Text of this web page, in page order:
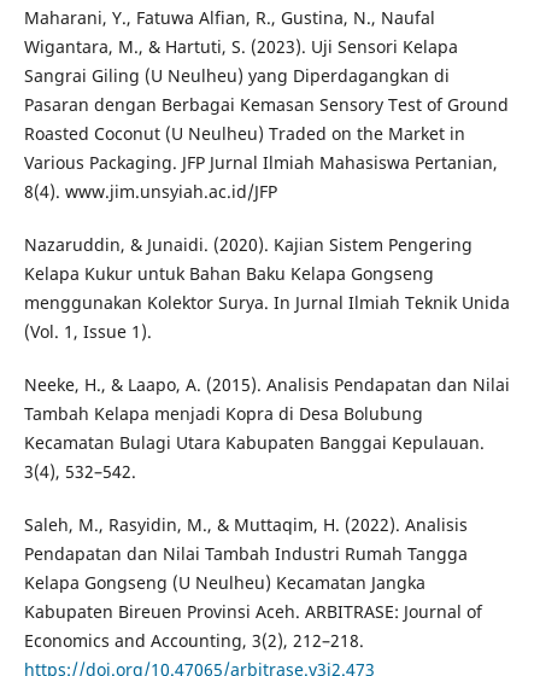
Maharani, Y., Fatuwa Alfian, R., Gustina, N., Naufal
Wigantara, M., & Hartuti, S. (2023). Uji Sensori Kelapa
Sangrai Giling (U Neulheu) yang Diperdagangkan di
Pasaran dengan Berbagai Kemasan Sensory Test of Ground
Roasted Coconut (U Neulheu) Traded on the Market in
Various Packaging. JFP Jurnal Ilmiah Mahasiswa Pertanian,
8(4). www.jim.unsyiah.ac.id/JFP
Nazaruddin, & Junaidi. (2020). Kajian Sistem Pengering
Kelapa Kukur untuk Bahan Baku Kelapa Gongseng
menggunakan Kolektor Surya. In Jurnal Ilmiah Teknik Unida
(Vol. 1, Issue 1).
Neeke, H., & Laapo, A. (2015). Analisis Pendapatan dan Nilai
Tambah Kelapa menjadi Kopra di Desa Bolubung
Kecamatan Bulagi Utara Kabupaten Banggai Kepulauan.
3(4), 532–542.
Saleh, M., Rasyidin, M., & Muttaqim, H. (2022). Analisis
Pendapatan dan Nilai Tambah Industri Rumah Tangga
Kelapa Gongseng (U Neulheu) Kecamatan Jangka
Kabupaten Bireuen Provinsi Aceh. ARBITRASE: Journal of
Economics and Accounting, 3(2), 212–218.
https://doi.org/10.47065/arbitrase.v3i2.473